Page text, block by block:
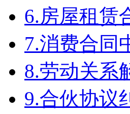
6.房屋租赁
7.消费合同
8.劳动关系
9.合伙协议